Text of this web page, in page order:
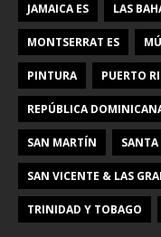
JAMAICA ES LAS
MONTSERRAT ES
PINTURA PUERTO
REPÚBLICA
SAN MARTÍN
SAN VICENTE & LAS
TRINIDAD Y TOBAGO